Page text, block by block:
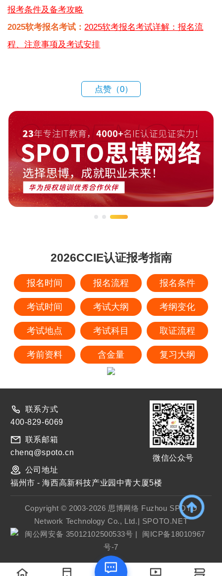
报考条件及备考攻略
2025软考报名考试： 2025软考报名考试详解：报名流
程、注意事项及考试安排
点赞（0）
2026CCIE认证报考指南
报名时间 报名流程 报名条件
考试时间 考试大纲 考纲变化
考试地点 考试科目 取证流程
考前资料 含金量 复习大纲
联系方式
400-829-6069
联系邮箱
chenq@spoto.cn
公司地址
微信公众号
福州市 - 海西高新科技产业园中青大厦5楼
Copyright © 2003-2026 思博网络 Fuzhou SPOTO
Network Technology Co., Ltd.| SPOTO.NET
闽公网安备 35012102500533号 | 闽ICP备18010967
号-7